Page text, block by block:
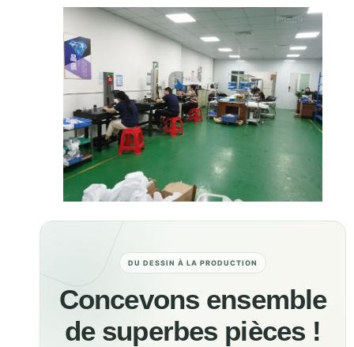
DU DESSIN À LA PRODUCTION
Concevons ensemble
de superbes pièces !